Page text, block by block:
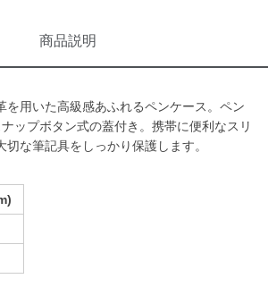
商品説明
を用いた高級感あふれるペンケース。ペン
ップボタン式の蓋付き。携帯に便利なスリ
切な筆記具をしっかり保護します。